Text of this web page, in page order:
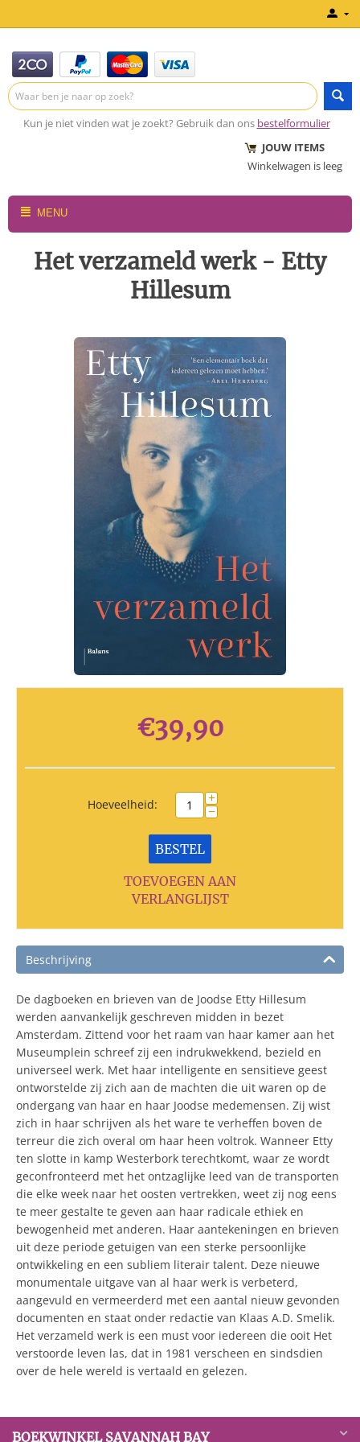
Kun je niet vinden wat je zoekt? Gebruik dan ons bestelformulier
JOUW ITEMS
Winkelwagen is leeg
MENU
Het verzameld werk - Etty
Hillesum
€39,90
Hoeveelheid: +
−
BESTEL
TOEVOEGEN AAN
VERLANGLIJST
Beschrijving
De dagboeken en brieven van de Joodse Etty Hillesum
werden aanvankelijk geschreven midden in bezet
Amsterdam. Zittend voor het raam van haar kamer aan het
Museumplein schreef zij een indrukwekkend, bezield en
universeel werk. Met haar intelligente en sensitieve geest
ontworstelde zij zich aan de machten die uit waren op de
ondergang van haar en haar Joodse medemensen. Zij wist
zich in haar schrijven als het ware te verheffen boven de
terreur die zich overal om haar heen voltrok. Wanneer Etty
ten slotte in kamp Westerbork terechtkomt, waar ze wordt
geconfronteerd met het ontzaglijke leed van de transporten
die elke week naar het oosten vertrekken, weet zij nog eens
te meer gestalte te geven aan haar radicale ethiek en
bewogenheid met anderen. Haar aantekeningen en brieven
uit deze periode getuigen van een sterke persoonlijke
ontwikkeling en een subliem literair talent. Deze nieuwe
monumentale uitgave van al haar werk is verbeterd,
aangevuld en vermeerderd met een aantal nieuw gevonden
documenten en staat onder redactie van Klaas A.D. Smelik.
Het verzameld werk is een must voor iedereen die ooit Het
verstoorde leven las, dat in 1981 verscheen en sindsdien
over de hele wereld is vertaald en gelezen.
BOEKWINKEL SAVANNAH BAY